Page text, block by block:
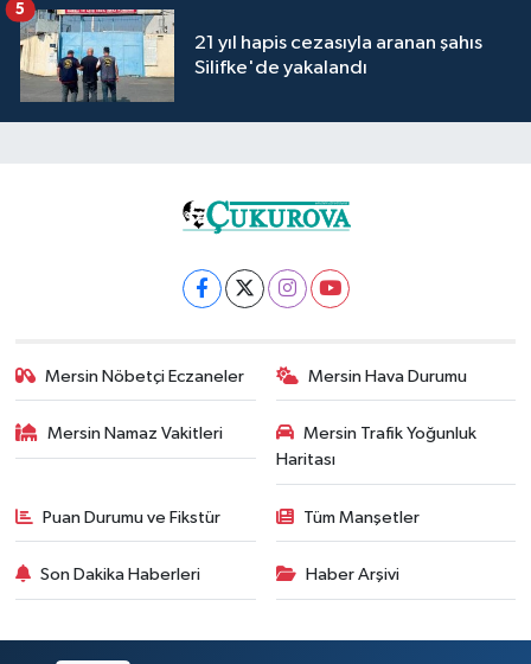
21 yıl hapis cezasıyla aranan şahıs
Silifke'de yakalandı
5
Mersin Nöbetçi Eczaneler Mersin Hava Durumu
Mersin Namaz Vakitleri
Mersin Trafik Yoğunluk
Haritası
Puan Durumu ve Fikstür Tüm Manşetler
Son Dakika Haberleri Haber Arşivi